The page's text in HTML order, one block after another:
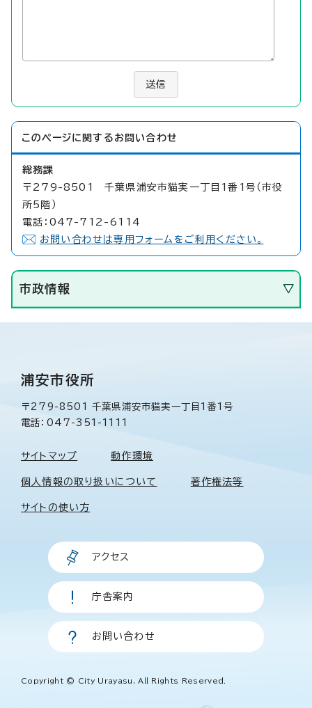
送信
このページに関する お問い合わせ
総務課
〒279-8501 千葉県浦安市猫実一丁目1番1号（市役
所5階）
電話：047-712-6114
お問い合わせは専用フォームをご利用ください。
市政情報
浦安市役所
〒279-8501 千葉県浦安市猫実一丁目1番1号
電話：047-351-1111
サイトマップ 動作環境
個人情報の取り扱いについて 著作権法等
サイトの使い方
アクセス
庁舎案内
お問い合わせ
Copyright © City Urayasu, All Rights Reserved.